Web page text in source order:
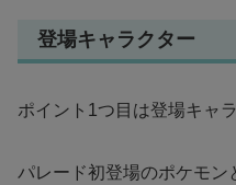
登場キャラクター
ポイント1つ目は登場キャ
パレード初登場のポケモン